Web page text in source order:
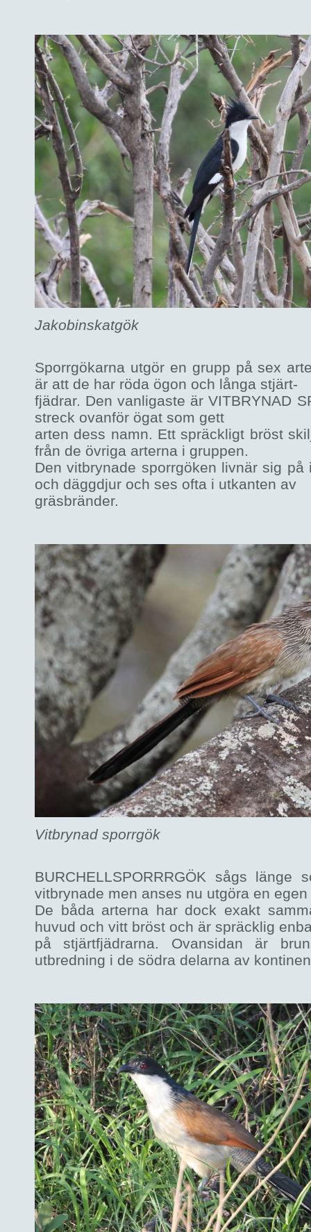
Jakobinskatgök
Sporrgökarna utgör en grupp på sex
är att de har röda ögon och långa stjärt-
fjädrar. Den vanligaste är VITBRYNAD
streck ovanför ögat som gett
arten dess namn. Ett spräckligt bröst
från de övriga arterna i gruppen.
Den vitbrynade sporrgöken livnär sig
och däggdjur och ses ofta i utkanten av
gräsbränder.
Vitbrynad sporrgök
BURCHELLSPORRRGÖK sågs
vitbrynade men anses nu utgöra en egen
De båda arterna har dock exakt
huvud och vitt bröst och är spräcklig
på stjärtfjädrarna. Ovansidan är
utbredning i de södra delarna av